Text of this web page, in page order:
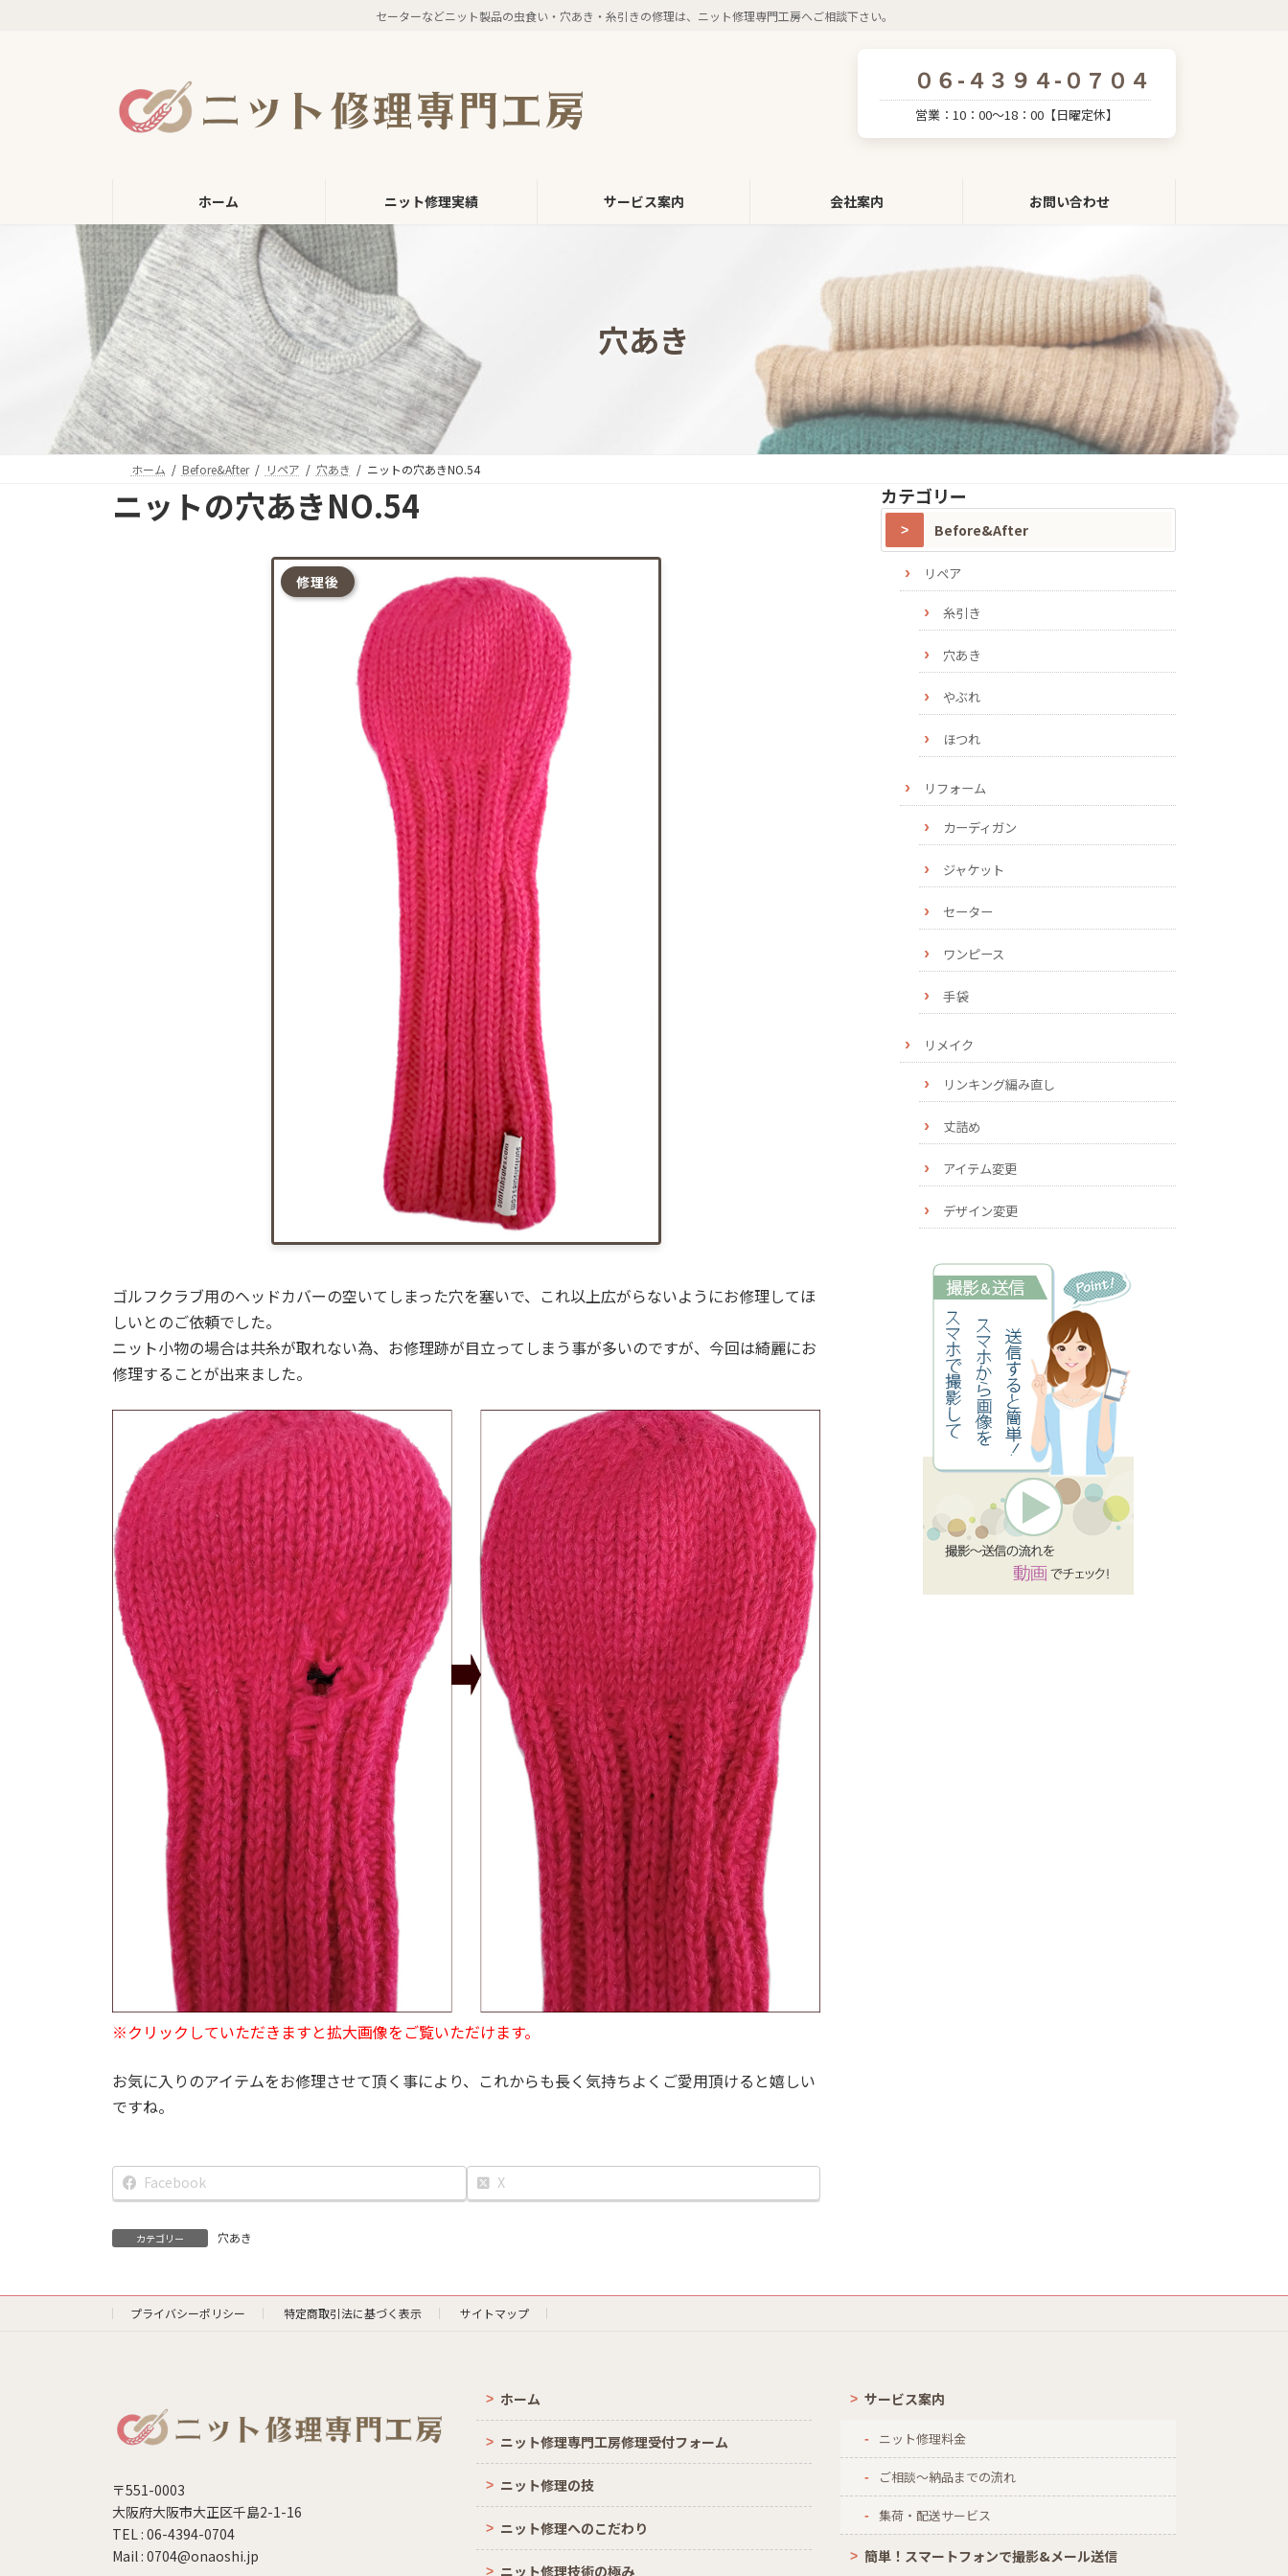
セーターなどニット製品の虫食い・穴あき・糸引きの修理は、ニット修理専門工房へご相談下さい。
０６-４３９４-０７０４
営業：10：00～18：00【日曜定休】
ホーム ニット修理実績 サービス案内 会社案内 お問い合わせ
穴あき
ホーム Before&After リペア 穴あき ニットの穴あきNO.54
ニットの穴あきNO.54
ゴルフクラブ用のヘッドカバーの空いてしまった穴を塞いで、これ以上広がらないようにお修理してほ
しいとのご依頼でした。
ニット小物の場合は共糸が取れない為、お修理跡が目立ってしまう事が多いのですが、今回は綺麗にお
修理することが出来ました。
※クリックしていただきますと拡大画像をご覧いただけます。
お気に入りのアイテムをお修理させて頂く事により、これからも長く気持ちよくご愛用頂けると嬉しい
ですね。
Facebook X
カテゴリー 穴あき
カテゴリー
Before&After
リペア
糸引き
穴あき
やぶれ
ほつれ
リフォーム
カーディガン
ジャケット
セーター
ワンピース
手袋
リメイク
リンキング編み直し
丈詰め
アイテム変更
デザイン変更
プライバシーポリシー 特定商取引法に基づく表示 サイトマップ
〒551-0003
大阪府大阪市大正区千島2-1-16
TEL : 06-4394-0704
Mail : 0704@onaoshi.jp
ホーム
ニット修理専門工房修理受付フォーム
ニット修理の技
ニット修理へのこだわり
ニット修理技術の極み
サービス案内
ニット修理料金
ご相談～納品までの流れ
集荷・配送サービス
簡単！スマートフォンで撮影&メール送信